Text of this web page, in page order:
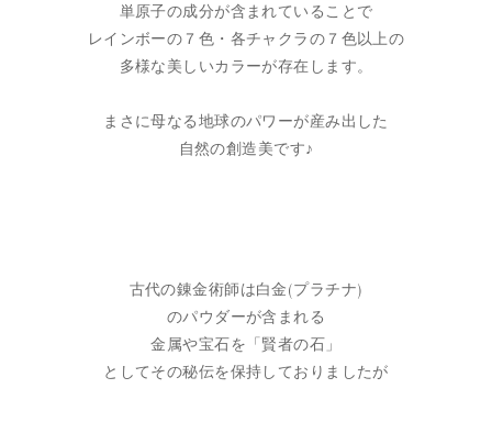
単原子の成分が含まれていることで
レインボーの７色・各チャクラの７色以上の
多様な美しいカラーが存在します。
まさに母なる地球のパワーが産み出した
自然の創造美です♪
古代の錬金術師は白金(プラチナ)
のパウダーが含まれる
金属や宝石を「賢者の石」
としてその秘伝を保持しておりましたが